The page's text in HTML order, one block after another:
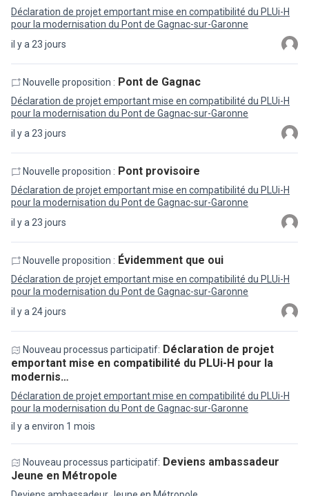
il y a 23 jours
Déclaration de projet emportant mise en compatibilité du PLUi-H
pour la modernisation du Pont de Gagnac-sur-Garonne
il y a 23 jours
Nouvelle proposition : Pont de Gagnac
Déclaration de projet emportant mise en compatibilité du PLUi-H
pour la modernisation du Pont de Gagnac-sur-Garonne
il y a 23 jours
Nouvelle proposition : Pont provisoire
Déclaration de projet emportant mise en compatibilité du PLUi-H
pour la modernisation du Pont de Gagnac-sur-Garonne
il y a 24 jours
Nouvelle proposition : Évidemment que oui
Déclaration de projet emportant mise en compatibilité du PLUi-H
pour la modernisation du Pont de Gagnac-sur-Garonne
il y a environ 1 mois
Nouveau processus participatif: Déclaration de projet
emportant mise en compatibilité du PLUi-H pour la
modernis…
Déclaration de projet emportant mise en compatibilité du PLUi-H
pour la modernisation du Pont de Gagnac-sur-Garonne
Nouveau processus participatif: Deviens ambassadeur
Jeune en Métropole